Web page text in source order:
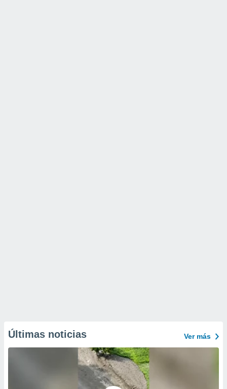
Últimas noticias Ver más